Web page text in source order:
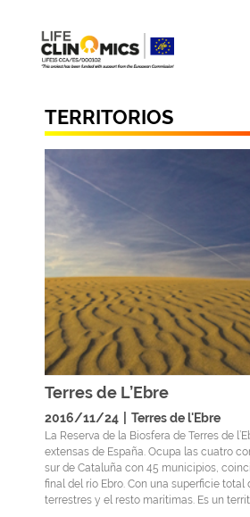
TERRITORIOS
Terres de L’Ebre
2016/11/24 Terres de l'Ebre
La Reserva de la Biosfera de Terres de
extensas de España. Ocupa las cuatro
sur de Cataluña con 45 municipios,
final del río Ebro. Con una superficie total
terrestres y el resto marítimas. Es un